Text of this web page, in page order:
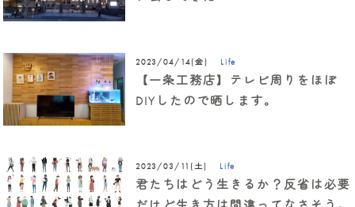
2023/04/14(金) Life
【一条工務店】テレビ周りをほぼ
DIYしたので晒します。
2023/03/11(土) Life
君たちはどう生きるか？反省は必要